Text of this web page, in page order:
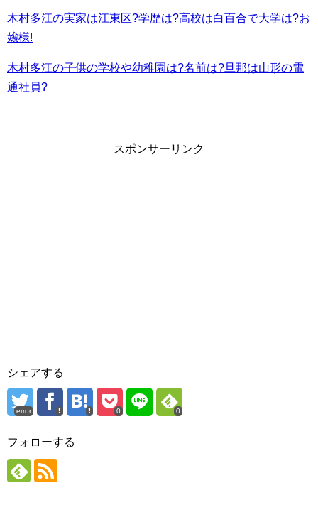
木村多江の実家は江東区?学歴は?高校は白百合で大学は?お
嬢様!
木村多江の子供の学校や幼稚園は?名前は?旦那は山形の電
通社員?
スポンサーリンク
シェアする
error 0 0
フォローする